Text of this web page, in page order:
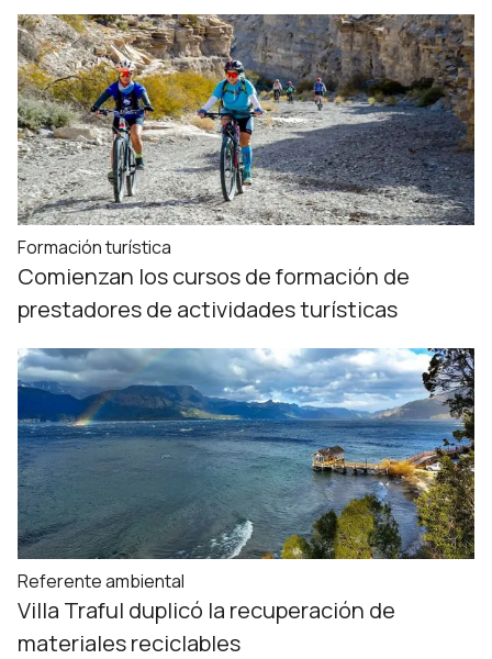
Formación turística
Comienzan los cursos de formación de
prestadores de actividades turísticas
Referente ambiental
Villa Traful duplicó la recuperación de
materiales reciclables